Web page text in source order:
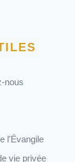
nous
l'Évangile
vie privée